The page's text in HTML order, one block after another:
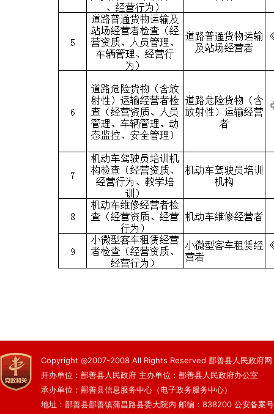
Copyright ◎2007-2008 All Rights Reserved 鄯善县人民政府网
开办单位：鄯善县人民政府 主办单位：鄯善县人民政府办公室
承办单位：鄯善县信息服务中心（电子政务服务中心）
地址：鄯善县鄯善镇蒲昌路县委大院内 邮编：838200 公安备案